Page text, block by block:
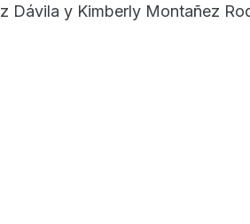
Dávila y Kimberly Montañez